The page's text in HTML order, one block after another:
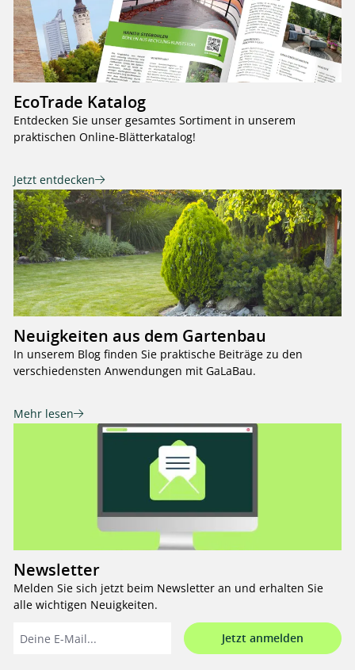
EcoTrade Katalog
Entdecken Sie unser gesamtes Sortiment in unserem
praktischen Online-Blätterkatalog!
Jetzt entdecken
Neuigkeiten aus dem Gartenbau
In unserem Blog finden Sie praktische Beiträge zu den
verschiedensten Anwendungen mit GaLaBau.
Mehr lesen
Newsletter
Melden Sie sich jetzt beim Newsletter an und erhalten Sie
alle wichtigen Neuigkeiten.
Jetzt anmelden